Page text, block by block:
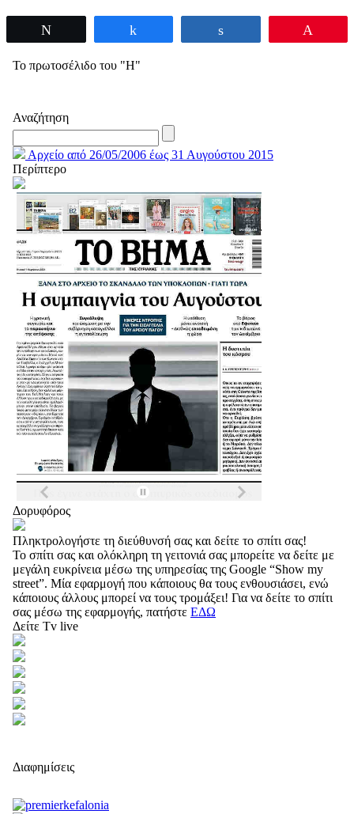
Το πρωτοσέλιδο του "Η"
Αναζήτηση
Αρχείο από 26/05/2006 έως 31 Αυγούστου 2015
Περίπτερο
Δορυφόρος
Πληκτρολογήστε τη διεύθυνσή σας και δείτε το σπίτι σας!
Το σπίτι σας και ολόκληρη τη γειτονιά σας μπορείτε να δείτε με
μεγάλη ευκρίνεια μέσω της υπηρεσίας της Google “Show my
street”. Μία εφαρμογή που κάποιους θα τους ενθουσιάσει, ενώ
κάποιους άλλους μπορεί να τους τρομάξει! Για να δείτε το σπίτι
σας μέσω της εφαρμογής, πατήστε ΕΔΩ
Δείτε Tv live
Διαφημίσεις